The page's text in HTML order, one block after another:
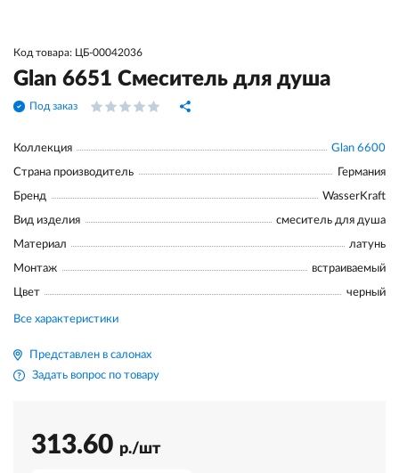
Код товара: ЦБ-00042036
Glan 6651 Смеситель для душа
Под заказ
Коллекция Glan 6600
Страна производитель Германия
Бренд WasserKraft
Вид изделия смеситель для душа
Материал латунь
Монтаж встраиваемый
Цвет черный
Все характеристики
Представлен в салонах
Задать вопрос по товару
313.60 р./шт